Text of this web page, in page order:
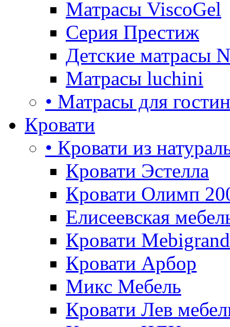
Матрасы ViscoGel
Серия Престиж
Детские матрасы
Матрасы luchini
• Матрасы для
Кровати
• Кровати из
Кровати Эстелла
Кровати Олимп
Елисеевская
Кровати Mebigrand
Кровати Арбор
Микс Мебель
Кровати Лев